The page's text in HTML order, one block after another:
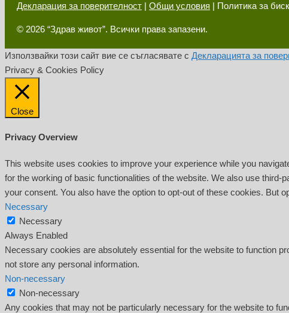
Декларация за поверителност | Общи условия | Политика за
© 2026 “Здрав живот”. Всички права запазени.
Използвайки този сайт вие се съгласявате с Декларацията за
Privacy & Cookies Policy
Close
Privacy Overview
This website uses cookies to improve your experience while you
for the working of basic functionalities of the website. We also use
your consent. You also have the option to opt-out of these cookies. But
Necessary
Necessary
Always Enabled
Necessary cookies are absolutely essential for the website to function
not store any personal information.
Non-necessary
Non-necessary
Any cookies that may not be particularly necessary for the website to